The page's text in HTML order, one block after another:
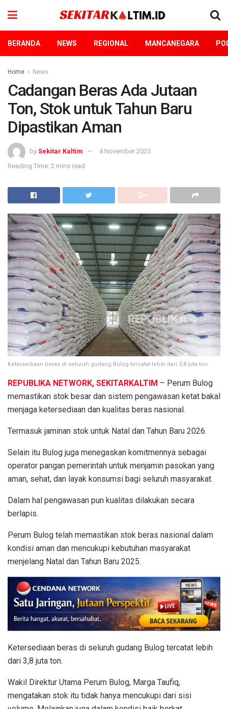
BERANDA NEWS REGIONAL MANCANEGARA
Home News
Cadangan Beras Ada Jutaan
Ton, Stok untuk Tahun Baru
Dipastikan Aman
by Sekitar Kaltim
4 November 2025
Reading Time: 2 mins read
Ketersediaan beras di seluruh gudang Bulog tercatat lebih dari 3,8 juta ton.
REPUBLIKA NETWORK, SEKITARKALTIM – Perum Bulog
memastikan stok besar dan sistem pengawasan ketat bakal
menjaga ketersediaan dan kualitas beras nasional.
Termasuk jaminan stok untuk Natal dan Tahun Baru 2026.
Selain itu Bulog juga menegaskan komitmennya sebagai
operator pangan pemerintah untuk menjamin pasokan yang
aman, sehat, dan layak konsumsi bagi seluruh masyarakat.
Dalam hal pengawasan pun kualitas dilakukan secara
berlapis.
Perum Bulog telah memastikan stok beras nasional dalam
kondisi aman dan mencukupi kebutuhan masyarakat
menjelang Natal dan Tahun Baru 2025.
Ketersediaan beras di seluruh gudang Bulog tercatat lebih
dari 3,8 juta ton.
Wakil Direktur Utama Perum Bulog, Marga Taufiq,
mengatakan stok itu tidak hanya mencukupi dari sisi